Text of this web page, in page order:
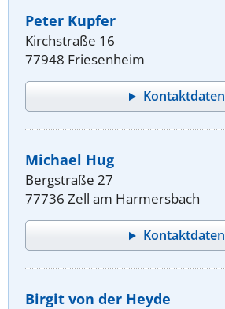
Peter Kupfer
Kirchstraße 16
77948 Friesenheim
Kontaktdaten
Michael Hug
Bergstraße 27
77736 Zell am Harmersbach
Kontaktdaten
Birgit von der Heyde